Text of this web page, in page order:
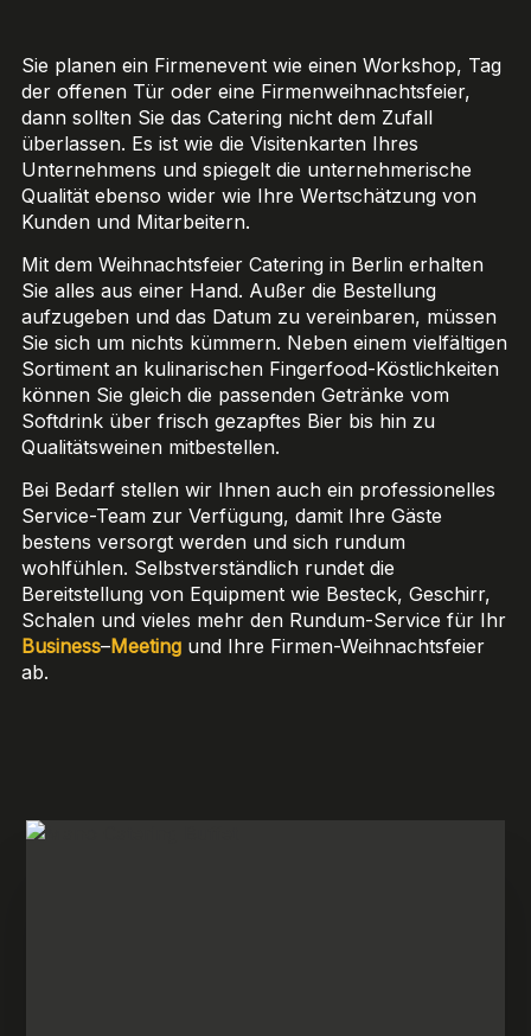
Sie planen ein Firmenevent wie einen Workshop, Tag
der offenen Tür oder eine Firmenweihnachtsfeier,
dann sollten Sie das Catering nicht dem Zufall
überlassen. Es ist wie die Visitenkarten Ihres
Unternehmens und spiegelt die unternehmerische
Qualität ebenso wider wie Ihre Wertschätzung von
Kunden und Mitarbeitern.
Mit dem Weihnachtsfeier Catering in Berlin erhalten
Sie alles aus einer Hand. Außer die Bestellung
aufzugeben und das Datum zu vereinbaren, müssen
Sie sich um nichts kümmern. Neben einem vielfältigen
Sortiment an kulinarischen Fingerfood-Köstlichkeiten
können Sie gleich die passenden Getränke vom
Softdrink über frisch gezapftes Bier bis hin zu
Qualitätsweinen mitbestellen.
Bei Bedarf stellen wir Ihnen auch ein professionelles
Service-Team zur Verfügung, damit Ihre Gäste
bestens versorgt werden und sich rundum
wohlfühlen. Selbstverständlich rundet die
Bereitstellung von Equipment wie Besteck, Geschirr,
Schalen und vieles mehr den Rundum-Service für Ihr
Business–Meetingund Ihre Firmen-Weihnachtsfeier
ab.